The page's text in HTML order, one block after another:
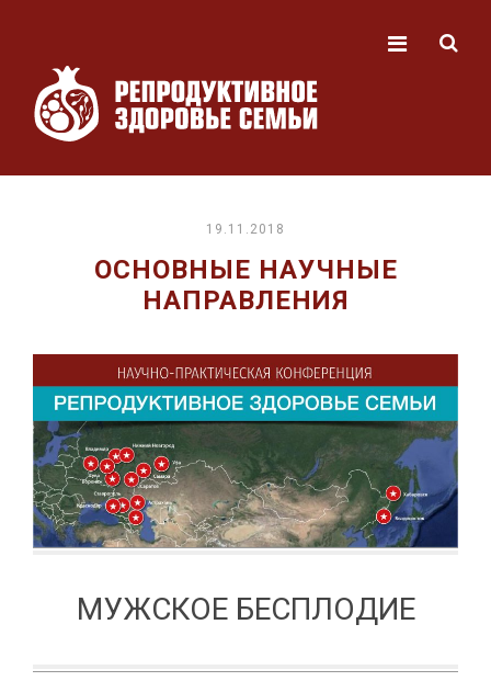
19.11.2018
ОСНОВНЫЕ НАУЧНЫЕ
НАПРАВЛЕНИЯ
МУЖСКОЕ БЕСПЛОДИЕ